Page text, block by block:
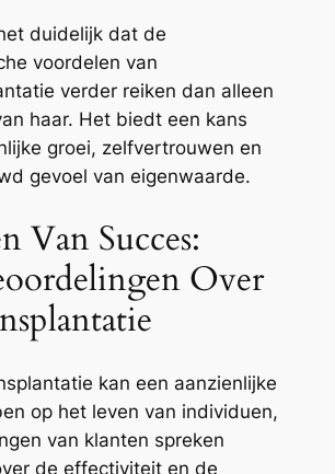
duidelijk dat de
voordelen van
verder reiken dan alleen
haar. Het biedt een kans
groei, zelfvertrouwen en
gevoel van eigenwaarde.
Van Succes:
Over
kan een aanzienlijke
op het leven van individuen,
van klanten spreken
de effectiviteit en de